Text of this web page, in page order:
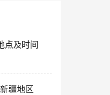
点及时间
疆地区